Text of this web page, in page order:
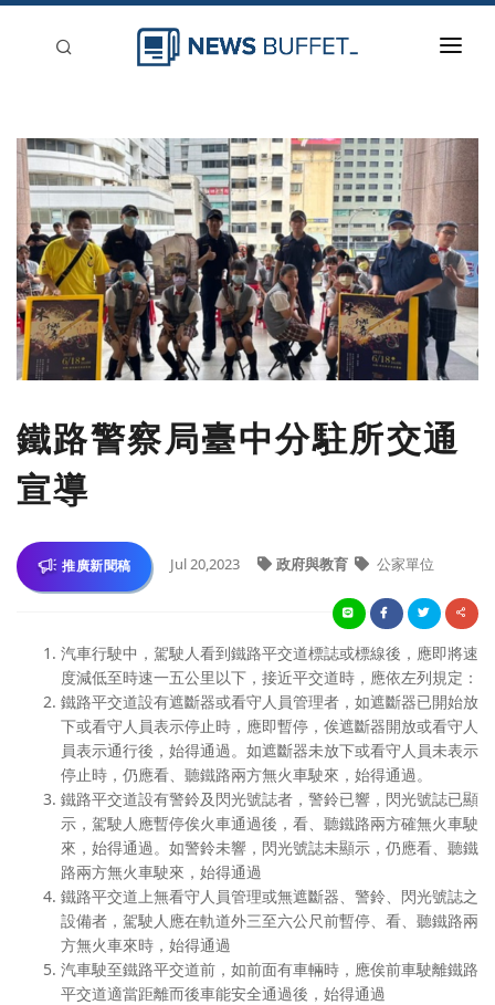
新聞稿分類
登入
刊登
鐵路警察局臺中分駐所交通
宣導
推廣新聞稿 Jul 20,2023 政府與教育 公家單位
汽車行駛中，駕駛人看到鐵路平交道標誌或標線後，應即將速
度減低至時速一五公里以下，接近平交道時，應依左列規定：
鐵路平交道設有遮斷器或看守人員管理者，如遮斷器已開始放
下或看守人員表示停止時，應即暫停，俟遮斷器開放或看守人
員表示通行後，始得通過。如遮斷器未放下或看守人員未表示
停止時，仍應看、聽鐵路兩方無火車駛來，始得通過。
鐵路平交道設有警鈴及閃光號誌者，警鈴已響，閃光號誌已顯
示，駕駛人應暫停俟火車通過後，看、聽鐵路兩方確無火車駛
來，始得通過。如警鈴未響，閃光號誌未顯示，仍應看、聽鐵
路兩方無火車駛來，始得通過
鐵路平交道上無看守人員管理或無遮斷器、警鈴、閃光號誌之
設備者，駕駛人應在軌道外三至六公尺前暫停、看、聽鐵路兩
方無火車來時，始得通過
汽車駛至鐵路平交道前，如前面有車輛時，應俟前車駛離鐵路
平交道適當距離而後車能安全通過後，始得通過